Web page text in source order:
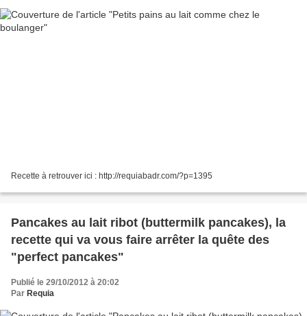
Recette à retrouver ici : http://requiabadr.com/?p=1395
Pancakes au lait ribot (buttermilk pancakes), la
recette qui va vous faire arrêter la quête des
"perfect pancakes"
Publié le 29/10/2012 à 20:02
Par Requia